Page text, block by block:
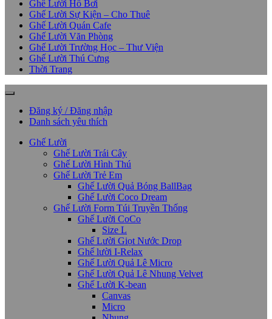
Ghế Lười Hồ Bơi
Ghế Lười Sự Kiện – Cho Thuê
Ghế Lười Quán Cafe
Ghế Lười Văn Phòng
Ghế Lười Trường Học – Thư Viện
Ghế Lười Thú Cưng
Thời Trang
Đăng ký / Đăng nhập
Danh sách yêu thích
Ghế Lười
Ghế Lười Trái Cây
Ghế Lười Hình Thú
Ghế Lười Trẻ Em
Ghế Lười Quả Bóng BallBag
Ghế Lười Coco Dream
Ghế Lười Form Túi Truyền Thống
Ghế Lười CoCo
Size L
Ghế Lười Giọt Nước Drop
Ghế lười I-Relax
Ghế Lười Quả Lê Micro
Ghế Lười Quả Lê Nhung Velvet
Ghế Lười K-bean
Canvas
Micro